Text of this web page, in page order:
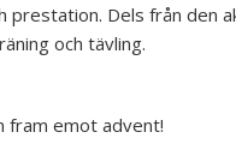
prestation. Dels från den
och tävling.
fram emot advent!